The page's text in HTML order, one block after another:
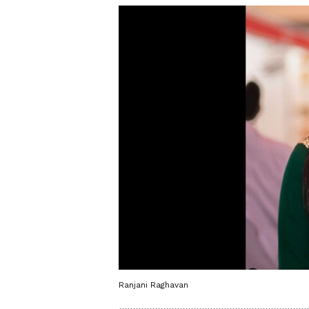
Ranjani Raghavan